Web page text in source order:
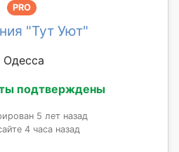
PRO
"Тут Уют"
Одесса
подтверждены
5 лет назад
4 часа назад